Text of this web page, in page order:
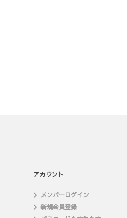
アカウント
メンバーログイン
新規会員登録